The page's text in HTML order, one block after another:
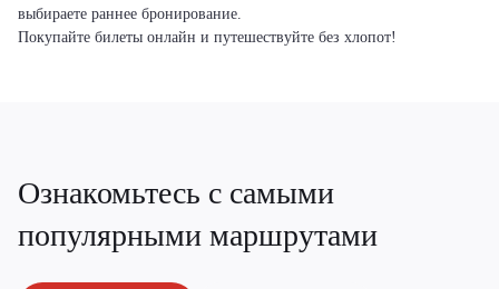
выбираете раннее бронирование.
Покупайте билеты онлайн и путешествуйте без хлопот!
Ознакомьтесь с самыми
популярными маршрутами